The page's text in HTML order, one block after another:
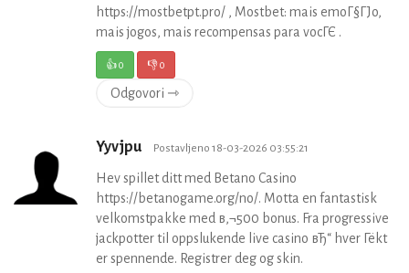
https://mostbetpt.pro/ , Mostbet: mais emoГ§ГЈo,
mais jogos, mais recompensas para vocГЄ .
👍0 👎0
Odgovori ⇾
Yyvjpu Postavljeno 18-03-2026 03:55:21
Hev spillet ditt med Betano Casino
https://betanogame.org/no/. Motta en fantastisk
velkomstpakke med в‚¬500 bonus. Fra progressive
jackpotter til oppslukende live casino вЂ“ hver Гёkt
er spennende. Registrer deg og skin.